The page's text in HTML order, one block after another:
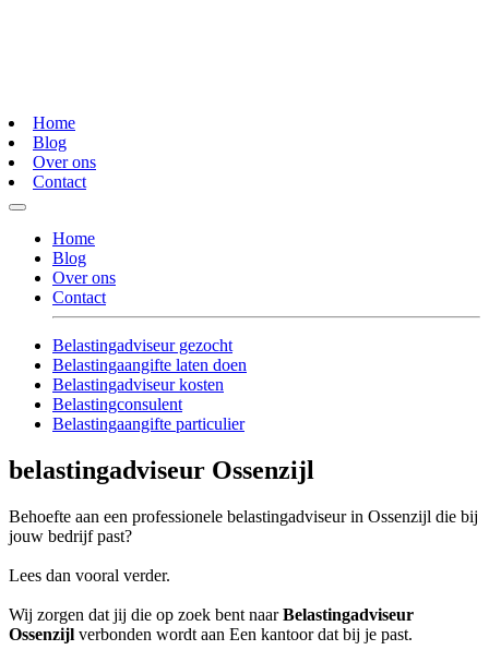
Home
Blog
Over ons
Contact
Home
Blog
Over ons
Contact
Belastingadviseur gezocht
Belastingaangifte laten doen
Belastingadviseur kosten
Belastingconsulent
Belastingaangifte particulier
belastingadviseur Ossenzijl
Behoefte aan een professionele belastingadviseur in Ossenzijl die bij
jouw bedrijf past?
Lees dan vooral verder.
Wij zorgen dat jij die op zoek bent naarBelastingadviseur
Ossenzijl verbonden wordt aan Een kantoor dat bij je past.